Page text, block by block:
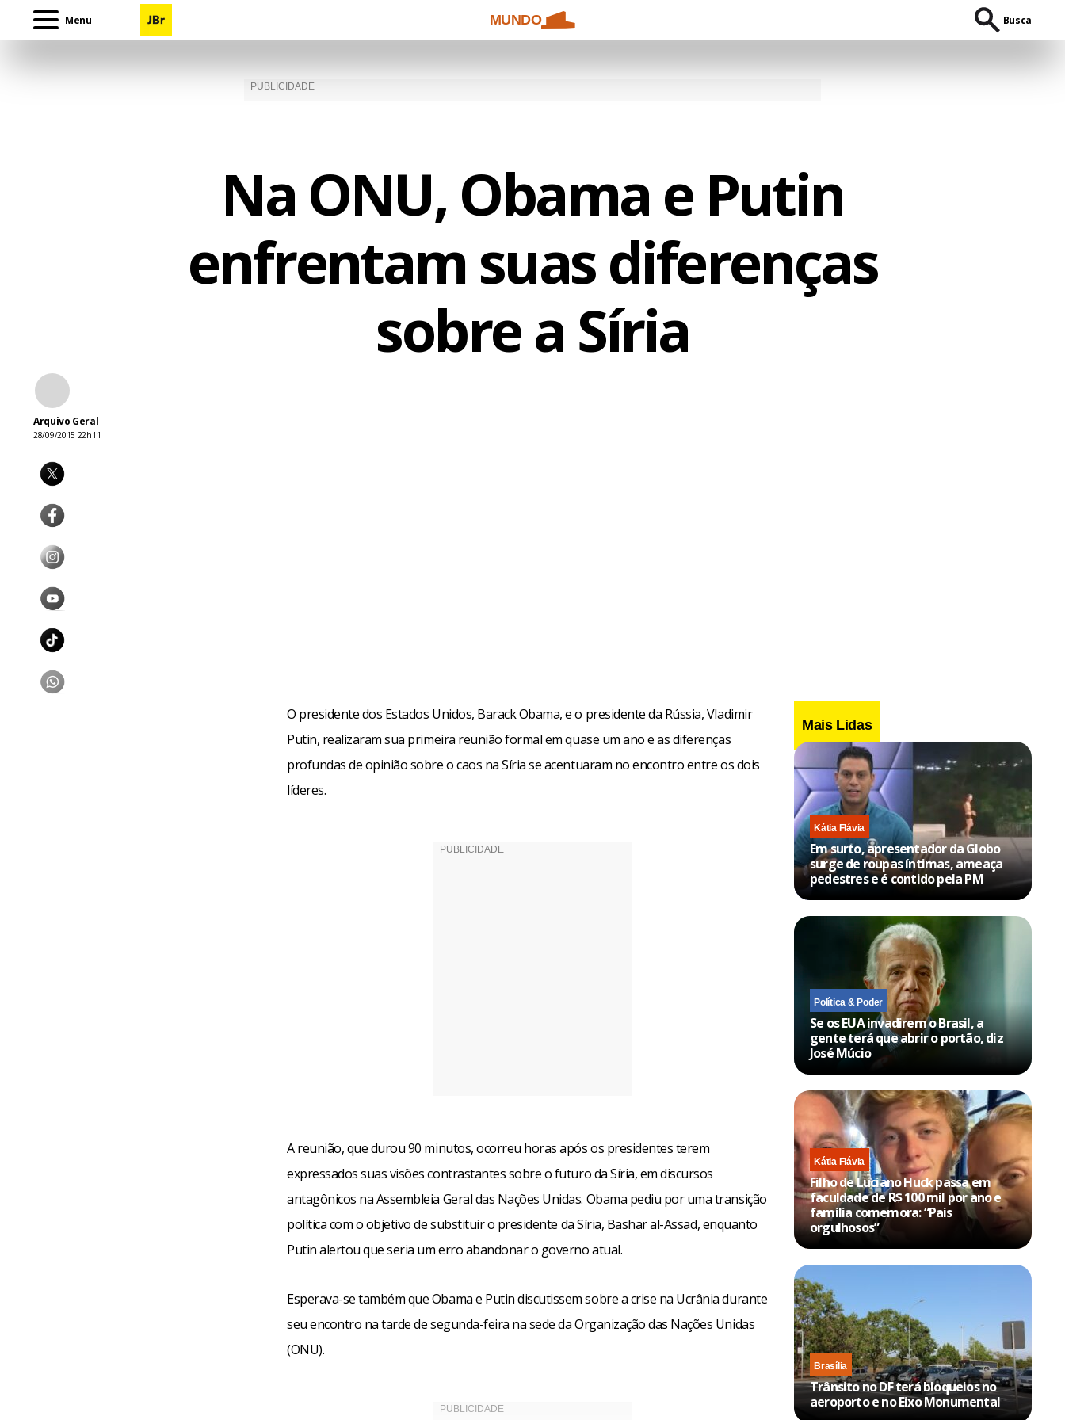
Menu MUNDO Busca
Na ONU, Obama e Putin
enfrentam suas diferenças
sobre a Síria
Arquivo Geral
28/09/2015 22h11
O presidente dos Estados Unidos, Barack Obama, e o presidente da Rússia, Vladimir
Putin, realizaram sua primeira reunião formal em quase um ano e as diferenças
profundas de opinião sobre o caos na Síria se acentuaram no encontro entre os dois
líderes.
A reunião, que durou 90 minutos, ocorreu horas após os presidentes terem
expressados suas visões contrastantes sobre o futuro da Síria, em discursos
antagônicos na Assembleia Geral das Nações Unidas. Obama pediu por uma transição
política com o objetivo de substituir o presidente da Síria, Bashar al-Assad, enquanto
Putin alertou que seria um erro abandonar o governo atual.
Esperava-se também que Obama e Putin discutissem sobre a crise na Ucrânia durante
seu encontro na tarde de segunda-feira na sede da Organização das Nações Unidas
(ONU).
Mais Lidas
Kátia Flávia
Em surto, apresentador da Globo
surge de roupas íntimas, ameaça
pedestres e é contido pela PM
Política & Poder
Se os EUA invadirem o Brasil, a
gente terá que abrir o portão, diz
José Múcio
Kátia Flávia
Filho de Luciano Huck passa em
faculdade de R$ 100 mil por ano e
família comemora: “Pais
orgulhosos”
Brasília
Trânsito no DF terá bloqueios no
aeroporto e no Eixo Monumental